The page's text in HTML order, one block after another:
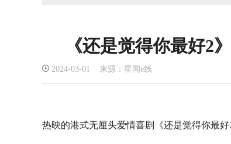
《还是觉得你最好2
2024-03-01 来源：星闻e线
热映的港式无厘头爱情喜剧《还是觉得你最